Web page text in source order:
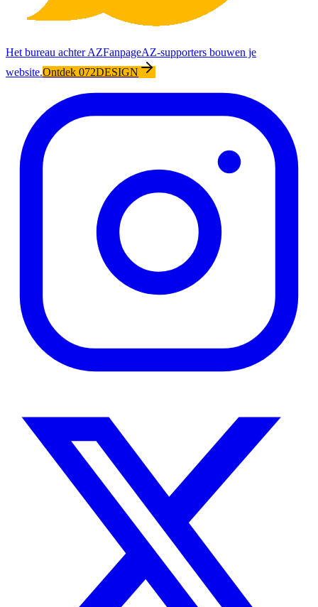
Het bureau achter AZFanpageAZ-supporters bouwen je
website.Ontdek 072DESIGN